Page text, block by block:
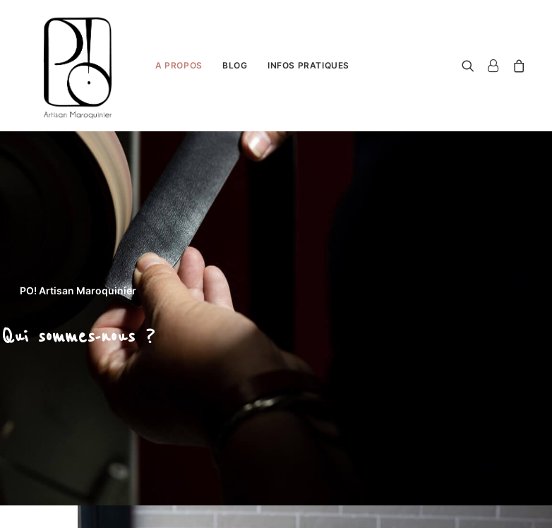
A PROPOS BLOG INFOS PRATIQUES
PO! Artisan Maroquinier
Qui sommes-nous ?